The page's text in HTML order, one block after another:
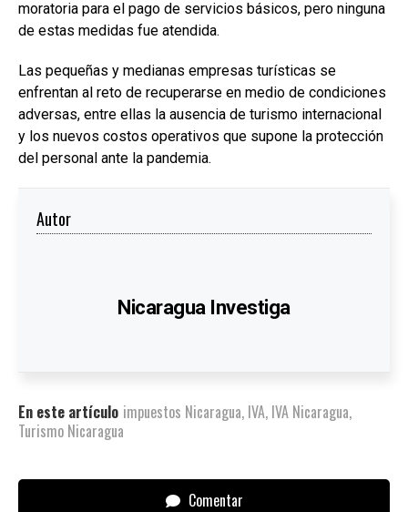
moratoria para el pago de servicios básicos, pero ninguna
de estas medidas fue atendida.
Las pequeñas y medianas empresas turísticas se
enfrentan al reto de recuperarse en medio de condiciones
adversas, entre ellas la ausencia de turismo internacional
y los nuevos costos operativos que supone la protección
del personal ante la pandemia.
Autor
Nicaragua Investiga
En este artículo impuestos Nicaragua, IVA, IVA Nicaragua,
Turismo Nicaragua
Comentar